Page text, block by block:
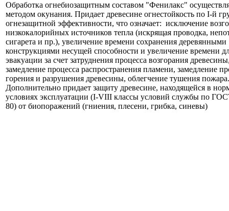
Обработка огнебиозащитным составом "Фенилакс"
методом окунания. Придает древесине огнестойкость по I-й
огнезащитной эффективности, что означает: исключение
низкокалорийных источников тепла (искрящая проводка,
сигарета и пр.), увеличение времени сохранения деревянными
конструкциями несущей способности и увеличение времени
эвакуации за счет затруднения процесса возгорания
замедление процесса распространения пламени, замедление
горения и разрушения древесины, облегчение тушения пожара.
Дополнительно придает защиту древесине, находящейся в
условиях эксплуатации (I-VIII классы условий службы по
80) от биопоражений (гниения, плесени, грибка, синевы)